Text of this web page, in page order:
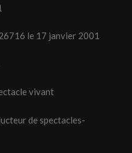
le 17 janvier 2001
vivant
de spectacles-